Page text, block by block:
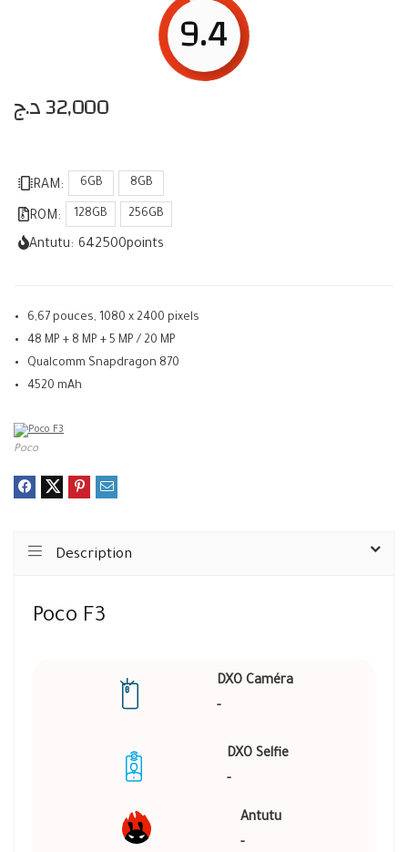
9.4
32,000د.ج
RAM: 6GB 8GB
ROM: 128GB 256GB
Antutu: 642500points
6,67 pouces, 1080 x 2400 pixels
48 MP + 8 MP + 5 MP / 20 MP
Qualcomm Snapdragon 870
4520 mAh
Poco
Description
Poco F3
DXO Caméra
-
DXO Selfie
-
Antutu
-